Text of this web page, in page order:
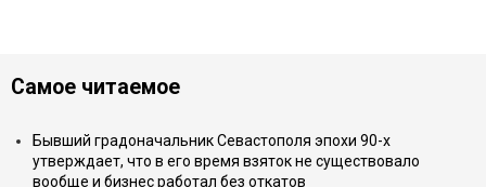
Самое читаемое
Бывший градоначальник Севастополя эпохи 90-х
утверждает, что в его время взяток не существовало
вообще и бизнес работал без откатов